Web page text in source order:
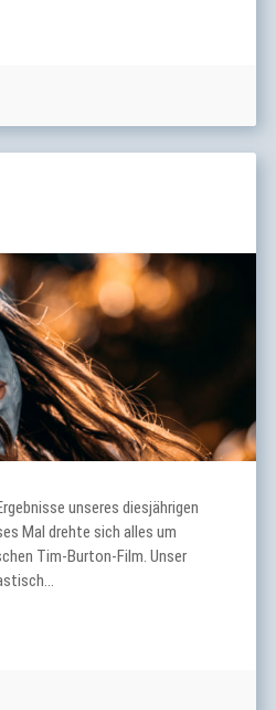
unseres diesjährigen
Mal drehte sich alles um
Tim-Burton-Film. Unser